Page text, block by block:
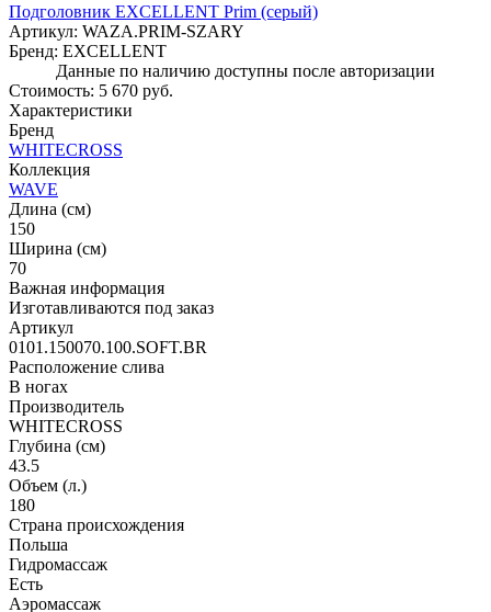
Подголовник EXCELLENT Prim (серый)
Артикул: WAZA.PRIM-SZARY
Бренд: EXCELLENT
Данные по наличию доступны после авторизации
Стоимость: 5 670 руб.
Характеристики
Бренд
WHITECROSS
Коллекция
WAVE
Длина (см)
150
Ширина (см)
70
Важная информация
Изготавливаются под заказ
Артикул
0101.150070.100.SOFT.BR
Расположение слива
В ногах
Производитель
WHITECROSS
Глубина (см)
43.5
Объем (л.)
180
Страна происхождения
Польша
Гидромассаж
Есть
Аэромассаж